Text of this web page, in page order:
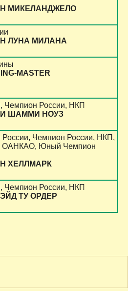
МИКЕЛАНДЖЕЛО
ЛУНА МИЛАНА
MASTER
Чемпион России, НКП
ШАММИ НОУЗ
России, Чемпион России, НКП,
ОАНКАО, Юный Чемпион
ХЕЛЛМАРК
Чемпион России, НКП
ТУ ОРДЕР